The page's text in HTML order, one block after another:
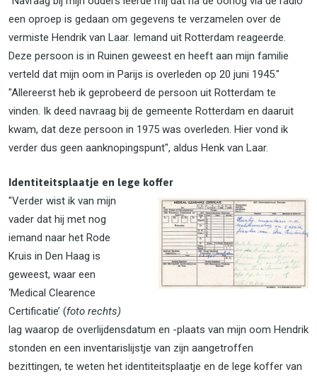
een oproep is gedaan om gegevens te verzamelen over de
vermiste Hendrik van Laar. Iemand uit Rotterdam reageerde.
Deze persoon is in Ruinen geweest en heeft aan mijn familie
verteld dat mijn oom in Parijs is overleden op 20 juni 1945."
"Allereerst heb ik geprobeerd de persoon uit Rotterdam te
vinden. Ik deed navraag bij de gemeente Rotterdam en daaruit
kwam, dat deze persoon in 1975 was overleden. Hier vond ik
verder dus geen aanknopingspunt", aldus Henk van Laar.
Identiteitsplaatje en lege koffer
"Verder wist ik van mijn
vader dat hij met nog
iemand naar het Rode
Kruis in Den Haag is
geweest, waar een
‘Medical Clearence
Certificatie’ (foto rechts)
lag waarop de overlijdensdatum en -plaats van mijn oom Hendrik
stonden en een inventarislijstje van zijn aangetroffen
bezittingen, te weten het identiteitsplaatje en de lege koffer van